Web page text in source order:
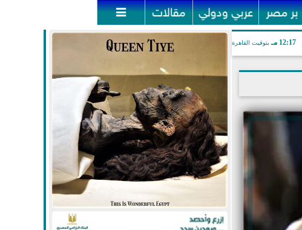
بر مصر عربي ودولي مقالات 
12:17 مـ بتوقيت القاهرة